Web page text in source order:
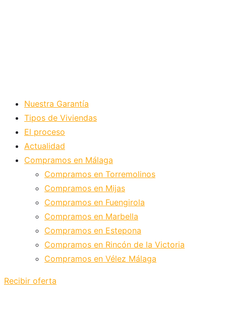
Nuestra Garantía
Tipos de Viviendas
El proceso
Actualidad
Compramos en Málaga
Compramos en Torremolinos
Compramos en Mijas
Compramos en Fuengirola
Compramos en Marbella
Compramos en Estepona
Compramos en Rincón de la Victoria
Compramos en Vélez Málaga
Recibir oferta